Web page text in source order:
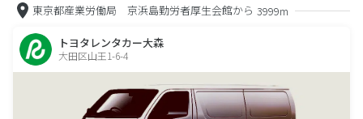
東京都産業労働局 京浜島勤労者厚生会館から 3999m
トヨタレンタカー大森
大田区山王1-6-4